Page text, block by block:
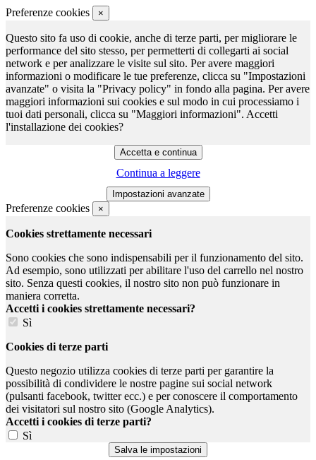
Preferenze cookies ×
Questo sito fa uso di cookie, anche di terze parti, per migliorare le
performance del sito stesso, per permetterti di collegarti ai social
network e per analizzare le visite sul sito. Per avere maggiori
informazioni o modificare le tue preferenze, clicca su "Impostazioni
avanzate" o visita la "Privacy policy" in fondo alla pagina. Per avere
maggiori informazioni sui cookies e sul modo in cui processiamo i
tuoi dati personali, clicca su "Maggiori informazioni". Accetti
l'installazione dei cookies?
Continua a leggere
Preferenze cookies ×
Cookies strettamente necessari
Sono cookies che sono indispensabili per il funzionamento del sito.
Ad esempio, sono utilizzati per abilitare l'uso del carrello nel nostro
sito. Senza questi cookies, il nostro sito non può funzionare in
maniera corretta.
Accetti i cookies strettamente necessari?
Sì
Cookies di terze parti
Questo negozio utilizza cookies di terze parti per garantire la
possibilità di condividere le nostre pagine sui social network
(pulsanti facebook, twitter ecc.) e per conoscere il comportamento
dei visitatori sul nostro sito (Google Analytics).
Accetti i cookies di terze parti?
Sì